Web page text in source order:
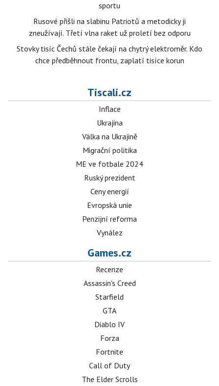
sportu
Rusové přišli na slabinu Patriotů a metodicky ji
zneužívají. Třetí vlna raket už proletí bez odporu
Stovky tisíc Čechů stále čekají na chytrý elektroměr. Kdo
chce předběhnout frontu, zaplatí tisíce korun
Tiscali.cz
Inflace
Ukrajina
Válka na Ukrajině
Migrační politika
ME ve fotbale 2024
Ruský prezident
Ceny energií
Evropská unie
Penzijní reforma
Vynález
Games.cz
Recenze
Assassin's Creed
Starfield
GTA
Diablo IV
Forza
Fortnite
Call of Duty
The Elder Scrolls